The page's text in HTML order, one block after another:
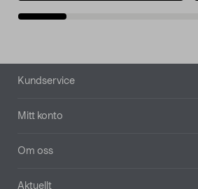
Sidfot
Kundservice
Mitt konto
Om oss
Aktuellt